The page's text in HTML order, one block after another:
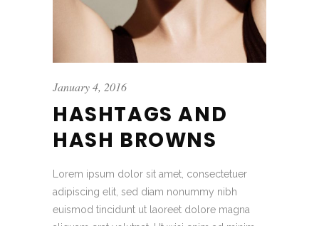
January 4, 2016
HASHTAGS AND
HASH BROWNS
Lorem ipsum dolor sit amet, consectetuer
adipiscing elit, sed diam nonummy nibh
euismod tincidunt ut laoreet dolore magna